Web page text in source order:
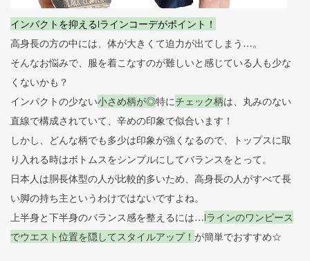
インパクトを抑えるIラインコーデがポイント！
高身長の方の中には、体が大きくて迫力が出てしまう…。
そんなお悩みで、服を着こなすのが難しいと感じている人も少な
くないかも？
インパクトの少ない小さめ柄が◎特にチェック柄は、丸みのない
直線で構成されていて、辛めの印象で似合います！
しかし、どんな柄でも多少は印象が強くなるので、トップスに取
り入れる時はボトムスをシンプルにしてバランスをとって。
日本人は胴長体型の人が比較的多いため、高身長の人がすべて長
い脚の持ち主というわけではないですよね。
上半身と下半身のバランス感を整えるには…Iラインのワンピース
でウエスト位置を隠してスタイルアップ！ が簡単でおすすめ☆